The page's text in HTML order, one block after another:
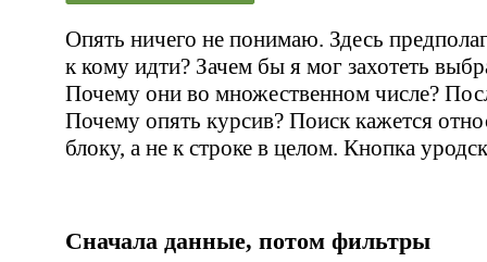
Опять ничего не понимаю. Здесь
к кому идти? Зачем бы я мог захотеть
Почему они во множественном числе?
Почему опять курсив? Поиск кажется
блоку, а не к строке в целом. Кнопка
Сначала данные, потом фильтры